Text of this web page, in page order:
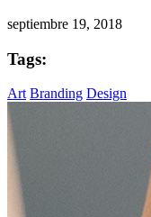
septiembre 19, 2018
Tags:
Art Branding Design